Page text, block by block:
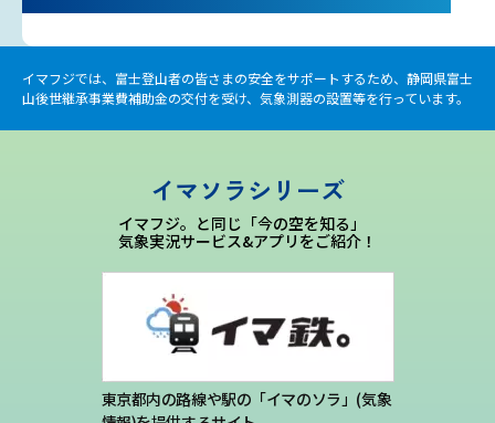
お問い合わせ
イマフジでは、富士登山者の皆さまの安全をサポートするため、静岡県富士
山後世継承事業費補助金の交付を受け、気象測器の設置等を行っています。
イマソラシリーズ
イマフジ。と同じ「今の空を知る」
気象実況サービス&アプリをご紹介！
東京都内の路線や駅の「イマのソラ」(気象